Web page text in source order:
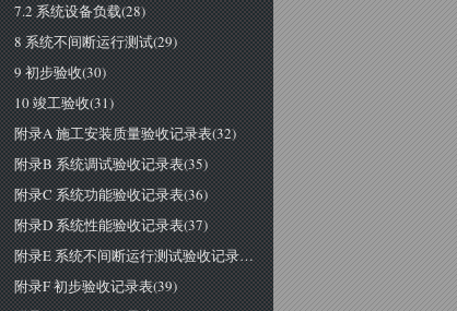
7.2 系统设备负载(28)
8 系统不间断运行测试(29)
9 初步验收(30)
10 竣工验收(31)
附录A 施工安装质量验收记录表(32)
附录B 系统调试验收记录表(35)
附录C 系统功能验收记录表(36)
附录D 系统性能验收记录表(37)
附录E 系统不间断运行测试验收记录表(38)
附录F 初步验收记录表(39)